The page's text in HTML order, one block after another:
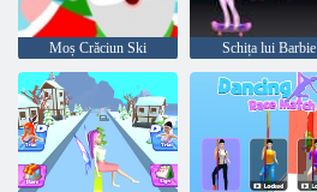
Moș Crăciun Ski Schița lui Barbie